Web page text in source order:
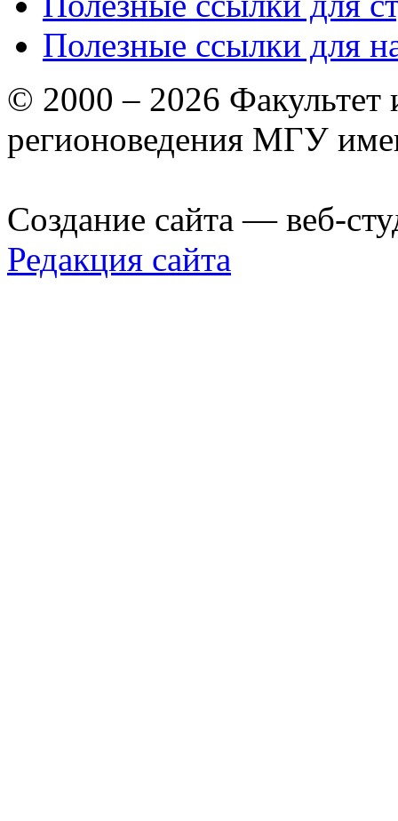
Полезные ссылки для
© 2000 – 2026 Факультет
регионоведения МГУ
Создание сайта — веб-
Редакция сайта